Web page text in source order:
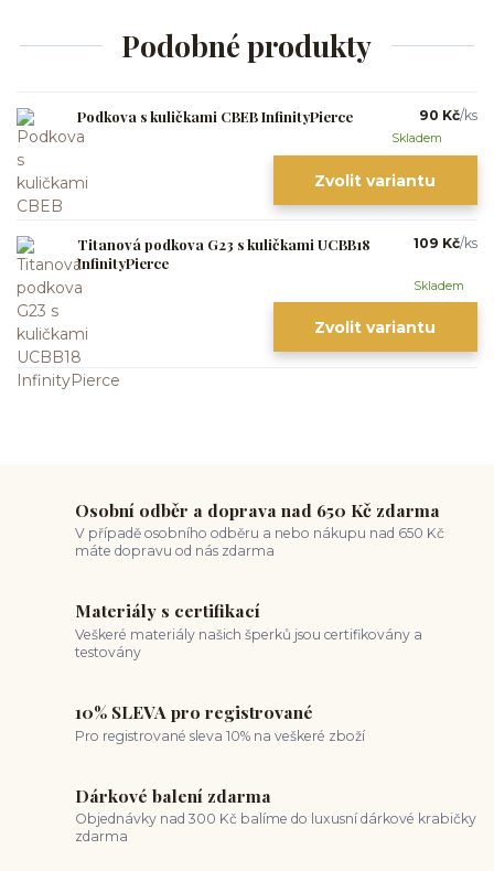
Podobné produkty
Podkova s kuličkami CBEB InfinityPierce 90 Kč/ks
Skladem
Zvolit variantu
Titanová podkova G23 s kuličkami UCBB18
InfinityPierce
109 Kč/ks
Skladem
Zvolit variantu
Osobní odběr a doprava nad 650 Kč zdarma
V případě osobního odběru a nebo nákupu nad 650 Kč
máte dopravu od nás zdarma
Materiály s certifikací
Veškeré materiály našich šperků jsou certifikovány a
testovány
10% SLEVA pro registrované
Pro registrované sleva 10% na veškeré zboží
Dárkové balení zdarma
Objednávky nad 300 Kč balíme do luxusní dárkové krabičky
zdarma